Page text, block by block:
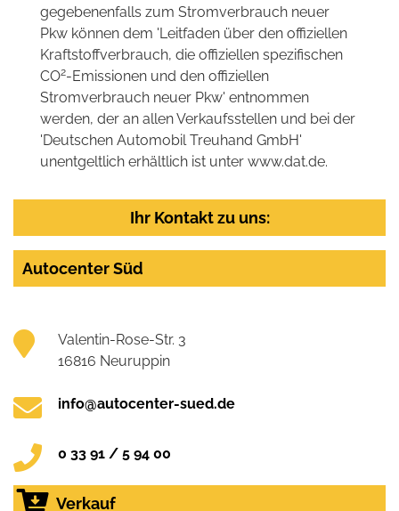
gegebenenfalls zum Stromverbrauch neuer
Pkw können dem 'Leitfaden über den offiziellen
Kraftstoffverbrauch, die offiziellen spezifischen
CO2-Emissionen und den offiziellen
Stromverbrauch neuer Pkw' entnommen
werden, der an allen Verkaufsstellen und bei der
'Deutschen Automobil Treuhand GmbH'
unentgeltlich erhältlich ist unter www.dat.de.
Ihr Kontakt zu uns:
Autocenter Süd
Valentin-Rose-Str. 3
16816 Neuruppin
info@autocenter-sued.de
0 33 91 / 5 94 00
Verkauf